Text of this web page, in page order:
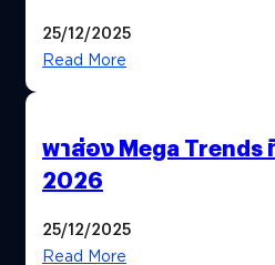
25/12/2025
Read More
พาส่อง Mega Trends
2026
25/12/2025
Read More